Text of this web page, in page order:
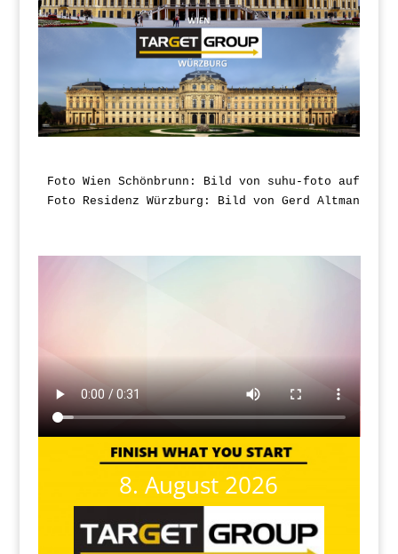
Foto Wien Schönbrunn:
Foto Residenz Würzburg: Bild von Gerd Altmann auf
8. August 2026